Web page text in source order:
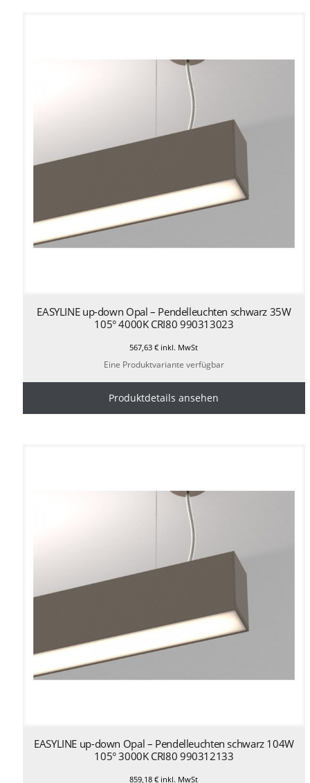
EASYLINE up-down Opal – Pendelleuchten schwarz 35W
105° 4000K CRI80 990313023
567,63€ inkl. MwSt
Eine Produktvariante verfügbar
Produktdetails ansehen
EASYLINE up-down Opal – Pendelleuchten schwarz 104W
105° 3000K CRI80 990312133
859,18€ inkl. MwSt